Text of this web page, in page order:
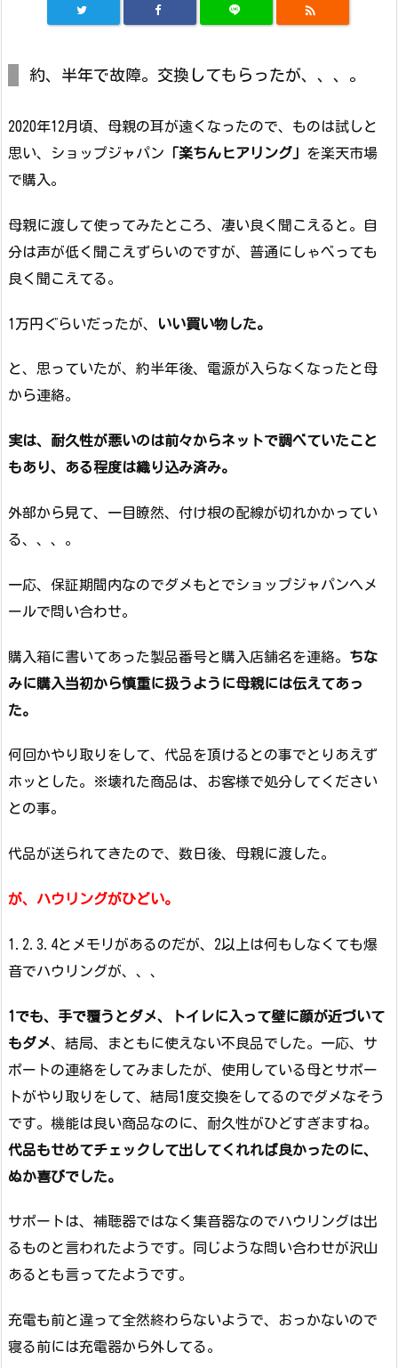

約、半年で故障。交換してもらったが、、、。
2020年12月頃、母親の耳が遠くなったので、ものは試しと
思い、ショップジャパン 「楽ちんヒアリング」 を楽天市場
で購入。
母親に渡して使ってみたところ、凄い良く聞こえると。自
分は声が低く聞こえずらいのですが、普通にしゃべっても
良く聞こえてる。
1万円ぐらいだったが、 いい買い物した。
と、思っていたが、約半年後、電源が入らなくなったと母
から連絡。
実は、耐久性が悪いのは前々からネットで調べていたこと
もあり、ある程度は織り込み済み。
外部から見て、一目瞭然、付け根の配線が切れかかってい
る、、、。
一応、保証期間内なのでダメもとでショップジャパンへメ
ールで問い合わせ。
購入箱に書いてあった製品番号と購入店舗名を連絡。 ちな
みに購入当初から慎重に扱うように母親には伝えてあっ
た。
何回かやり取りをして、代品を頂けるとの事でとりあえず
ホッとした。※壊れた商品は、お客様で処分してください
との事。
代品が送られてきたので、数日後、母親に渡した。
が、ハウリングがひどい。
1.2.3.4とメモリがあるのだが、2以上は何もしなくても爆
音でハウリングが、、、
1でも、手で覆うとダメ、トイレに入って壁に顔が近づいて
もダメ、結局、まともに使えない不良品でした。一応、サ
ポートの連絡をしてみましたが、使用している母とサポー
トがやり取りをして、結局1度交換をしてるのでダメなそう
です。機能は良い商品なのに、耐久性がひどすぎますね。
代品もせめてチェックして出してくれれば良かったのに、
ぬか喜びでした。
サポートは、補聴器ではなく集音器なのでハウリングは出
るものと言われたようです。同じような問い合わせが沢山
あるとも言ってたようです。
充電も前と違って全然終わらないようで、おっかないので
寝る前には充電器から外してる。